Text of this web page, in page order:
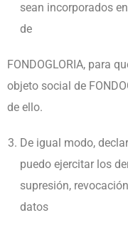
sean incorporados
de
FONDOGLORIA, para
objeto social de
de ello.
De igual modo,
puedo ejercitar los
supresión,
datos